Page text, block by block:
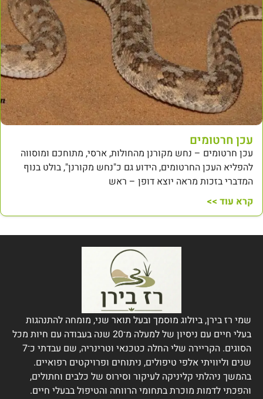
עכן חרטומים
עכן חרטומים – נחש מקורנן מהחולות, ארסי, מתוחכם ומוסווה
להפליא העכן החרטומים, הידוע גם כ"נחש מקורנן", בולט בנוף
המדברי בזכות מראה יוצא דופן – ראש
קרא עוד >>
שמי רז בירן, ביולוג מוסמך ובעל תואר שני, מומחה להתנהגות
בעלי חיים עם ניסיון של למעלה מ־20 שנה בעבודה עם חיות מכל
הסוגים. הקריירה שלי החלה כטכנאי וטרינריה, שם עבדתי כ־7
שנים וליוויתי אלפי טיפולים, ניתוחים ופרויקטים רפואיים.
בהמשך ניהלתי קליניקה לעיקור וסירוס של כלבים וחתולים,
והפכתי לדמות מוכרת בתחומי הרווחה והטיפול בבעלי חיים.